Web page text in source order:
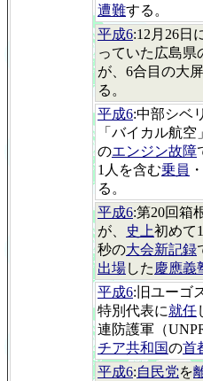
遭難する。
平成6:12月26日
っていた広島県
が、6合目の大
る。
平成6:中部シベ
「バイカル航
のエンジン故障
1人を含む乗員
る。
平成6:第20回箱
が、
史上初めて
秒の大会新記録
出場した 慶應義
平成6:旧ユーゴ
特別代表に就任
連防護軍（
チア共和国の首
平成6:自民党を